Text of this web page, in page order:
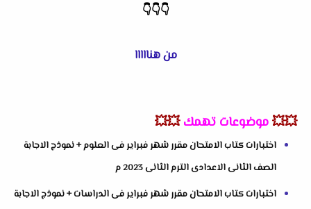
👇
👇
👇
من هنااااا
💥💥موضوعات تهمك 💥💥
اختبارات كتاب الامتحان مقرر شهر فبراير فى العلوم + نموذج الاجابة
الصف الثانى الاعدادى الترم الثانى 2023 م
اختبارات كتاب الامتحان مقرر شهر فبراير فى الدراسات + نموذج الاجابة